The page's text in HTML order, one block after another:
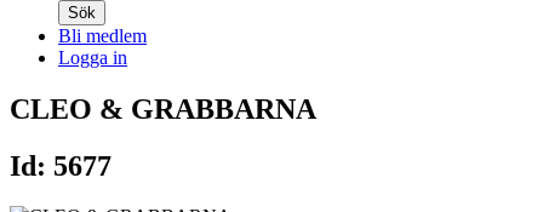
Sök
Bli medlem
Logga in
CLEO & GRABBARNA
Id: 5677